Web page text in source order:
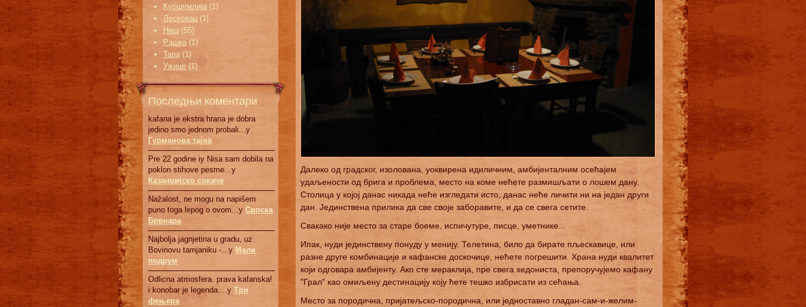
Куршумлија (1)
Лесковац (1)
Ниш (55)
Рашка (1)
Тара (1)
Ужице (1)
Последњи коментари
kafana je ekstra hrana je dobra
jedino smo jednom probali...у
Гурманова тајна
Pre 22 godine iy Nisa sam dobila na
poklon stihove pesme...у
Казанџијско сокаче
Nažalost, ne mogu na napišem
puno toga lepog o ovom...у Српскa
Брвнaрa
Najbolja jagnjetina u gradu, uz
Bovinovu tamjaniku -...у Мали
подрум
Odlicna atmosfera. prava kafanska!
i konobar je legenda....у Три
фењера
Далеко од градског, изолована, уоквирена идиличним, амбијенталним осећајем
удаљености од брига и проблема, место на коме нећете размишљати о лошем дану.
Столица у којој данас никада неће изгледати исто, данас неће личити ни на један други
дан. Јединствена прилика да све своје заборавите, и да се свега сетите.
Свакако није место за старе боеме, испичутуре, писце, уметнике...
Ипак, нуди јединствену понуду у менију. Телетина, било да бирате пљескавице, или
разне друге комбинације и кафанске доскочице, нећете погрешити. Храна нуди квалитет
који одговара амбијенту. Ако сте мераклија, пре свега хедониста, препоручујемо кафану
"Грал" као омиљену дестинацију коју ћете тешко избрисати из сећања.
Место за породична, пријатељско-породична, или једноставно гладан-сам-и-желим-